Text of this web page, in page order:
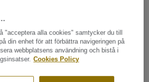
med tunna fogar (se
med hög trafik
"acceptera alla cookies" samtycker du till
din enhet för att förbättra navigeringen på
webbplatsens användning och bistå i
Cookies Policy